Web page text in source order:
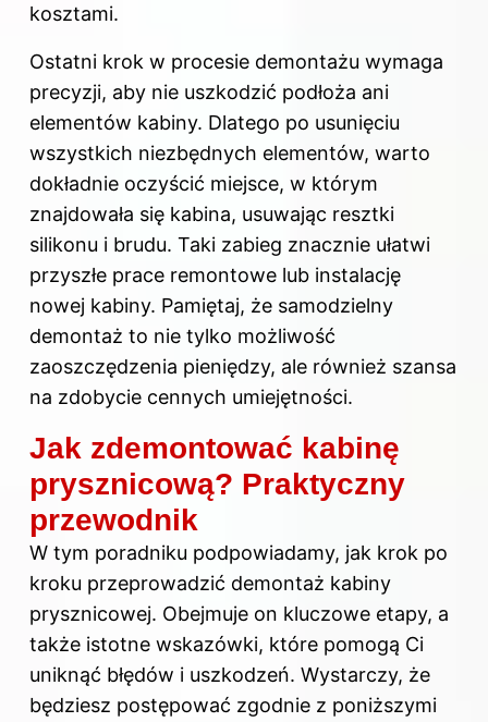
kosztami.
Ostatni krok w procesie demontażu wymaga
precyzji, aby nie uszkodzić podłoża ani
elementów kabiny. Dlatego po usunięciu
wszystkich niezbędnych elementów, warto
dokładnie oczyścić miejsce, w którym
znajdowała się kabina, usuwając resztki
silikonu i brudu. Taki zabieg znacznie ułatwi
przyszłe prace remontowe lub instalację
nowej kabiny. Pamiętaj, że samodzielny
demontaż to nie tylko możliwość
zaoszczędzenia pieniędzy, ale również szansa
na zdobycie cennych umiejętności.
Jak zdemontować kabinę
prysznicową? Praktyczny
przewodnik
W tym poradniku podpowiadamy, jak krok po
kroku przeprowadzić demontaż kabiny
prysznicowej. Obejmuje on kluczowe etapy, a
także istotne wskazówki, które pomogą Ci
uniknąć błędów i uszkodzeń. Wystarczy, że
będziesz postępować zgodnie z poniższymi